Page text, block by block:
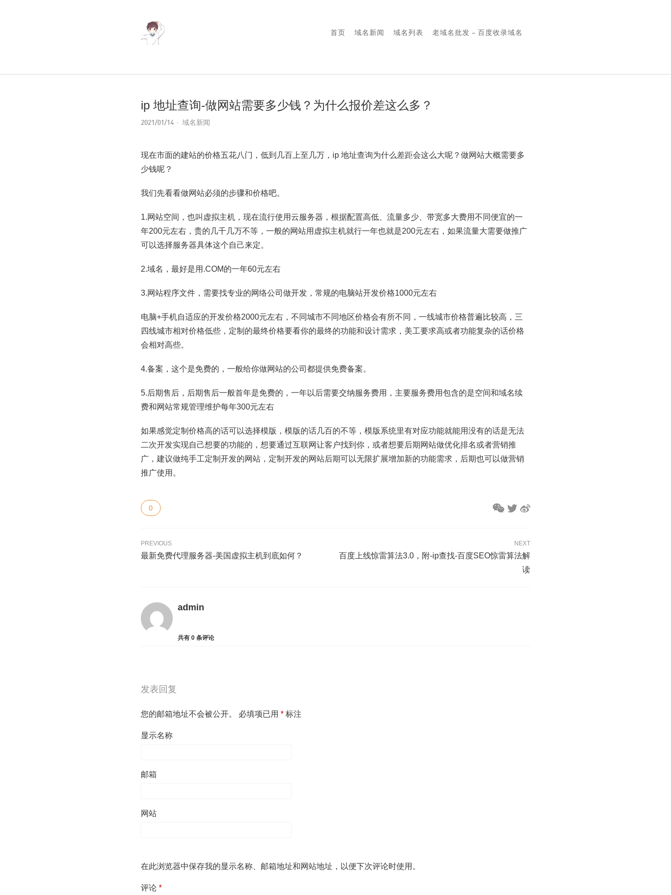
首页 域名新闻 域名列表 老域名批发 – 百度收录域名
ip 地址查询-做网站需要多少钱？为什么报价差这么多？
2021/01/14 域名新闻
现在市面的建站的价格五花八门，低到几百上至几万，ip 地址查询为什么差距会这么大呢？做网站大概需要多
少钱呢？
我们先看看做网站必须的步骤和价格吧。
1.网站空间，也叫虚拟主机，现在流行使用云服务器，根据配置高低、流量多少、带宽多大费用不同便宜的一
年200元左右，贵的几千几万不等，一般的网站用虚拟主机就行一年也就是200元左右，如果流量大需要做推广
可以选择服务器具体这个自己来定。
2.域名，最好是用.COM的一年60元左右
3.网站程序文件，需要找专业的网络公司做开发，常规的电脑站开发价格1000元左右
电脑+手机自适应的开发价格2000元左右，不同城市不同地区价格会有所不同，一线城市价格普遍比较高，三
四线城市相对价格低些，定制的最终价格要看你的最终的功能和设计需求，美工要求高或者功能复杂的话价格
会相对高些。
4.备案，这个是免费的，一般给你做网站的公司都提供免费备案。
5.后期售后，后期售后一般首年是免费的，一年以后需要交纳服务费用，主要服务费用包含的是空间和域名续
费和网站常规管理维护每年300元左右
如果感觉定制价格高的话可以选择模版，模版的话几百的不等，模版系统里有对应功能就能用没有的话是无法
二次开发实现自己想要的功能的，想要通过互联网让客户找到你，或者想要后期网站做优化排名或者营销推
广，建议做纯手工定制开发的网站，定制开发的网站后期可以无限扩展增加新的功能需求，后期也可以做营销
推广使用。
0
PREVIOUS
最新免费代理服务器-美国虚拟主机到底如何？
NEXT
百度上线惊雷算法3.0，附-ip查找-百度SEO惊雷算法解
读
admin
共有 0 条评论
发表回复
您的邮箱地址不会被公开。 必填项已用 * 标注
显示名称
邮箱
网站
在此浏览器中保存我的显示名称、邮箱地址和网站地址，以便下次评论时使用。
评论 *